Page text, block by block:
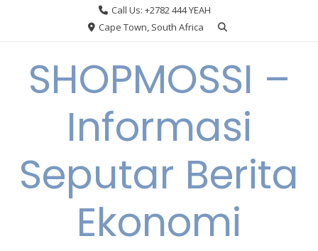
Call Us: +2782 444 YEAH
Cape Town, South Africa
SHOPMOSSI –
Informasi
Seputar Berita
Ekonomi